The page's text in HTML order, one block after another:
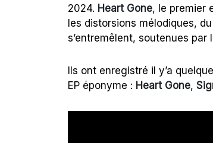
2024. Heart Gone, le premier
les distorsions mélodiques,
s’entremêlent, soutenues par
Ils ont enregistré il y’a
EP éponyme : Heart Gone,